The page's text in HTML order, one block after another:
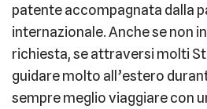
patente accompagnata dalla
internazionale. Anche se non
richiesta, se attraversi molti
guidare molto all’estero
sempre meglio viaggiare con